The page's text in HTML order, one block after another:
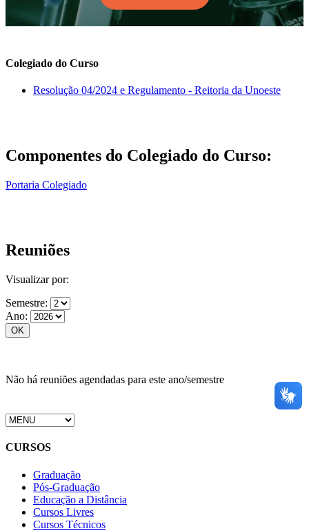
Colegiado do Curso
Resolução 04/2024 e Regulamento - Reitoria da Unoeste
Componentes do Colegiado do Curso:
Portaria Colegiado
Reuniões
Visualizar por:
Semestre:
Ano:
Não há reuniões agendadas para este ano/semestre
CURSOS
Graduação
Pós-Graduação
Educação a Distância
Cursos Livres
Cursos Técnicos